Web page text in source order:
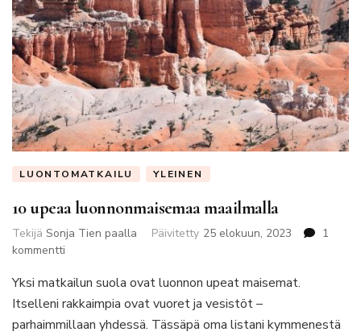
LUONTOMATKAILU YLEINEN
10 upeaa luonnonmaisemaa maailmalla
Tekijä Sonja Tien paalla Päivitetty 25 elokuun, 2023
1
kommentti
upeaa
luonnonmaisemaa
maailmalla
Yksi matkailun suola ovat luonnon upeat maisemat.
Itselleni rakkaimpia ovat vuoret ja vesistöt –
parhaimmillaan yhdessä. Tässäpä oma listani kymmenestä